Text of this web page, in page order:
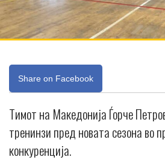
Share on Facebook
Тимот на Македонија Ѓорче
тренинзи пред новата сезона во
конкуренција.